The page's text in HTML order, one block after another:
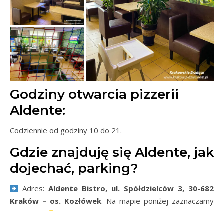
Godziny otwarcia pizzerii
Aldente:
Codziennie od godziny 10 do 21.
Gdzie znajduję się Aldente, jak
dojechać, parking?
Adres:Aldente Bistro, ul. Spółdzielców 3, 30-682
Kraków – os. Kozłówek. Na mapie poniżej zaznaczamy